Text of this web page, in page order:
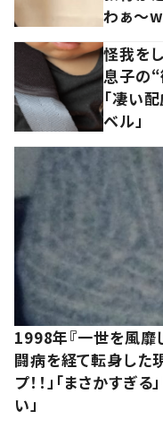
わぁ～
怪我を
息子の
「凄い
ベル」
1998年『一世を風靡
闘病を経て転身した
プ！！」「まさかすぎ
い」